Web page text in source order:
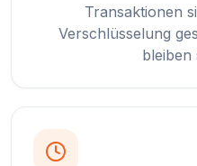
Transaktionen
Verschlüsselung
bleiben